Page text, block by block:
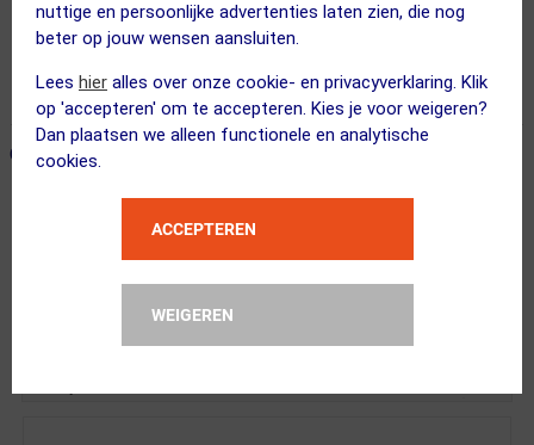
nuttige en persoonlijke advertenties laten zien, die nog
beter op jouw wensen aansluiten.
Lees hier alles over onze cookie- en privacyverklaring. Klik
op 'accepteren' om te accepteren. Kies je voor weigeren?
Dan plaatsen we alleen functionele en analytische
cookies.
ACCEPTEREN
WEIGEREN
Gratis bezorging & retourneren
365 dagen retourrecht
← Terug naar productnavigatie
ONZE AANBEVOLEN COMBINATIE
BBB Cycling